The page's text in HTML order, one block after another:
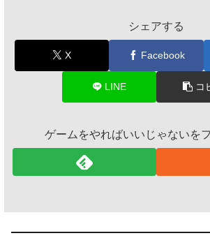
シェアする
X Facebook
LINE コ
ゲームをやればいいじゃないを